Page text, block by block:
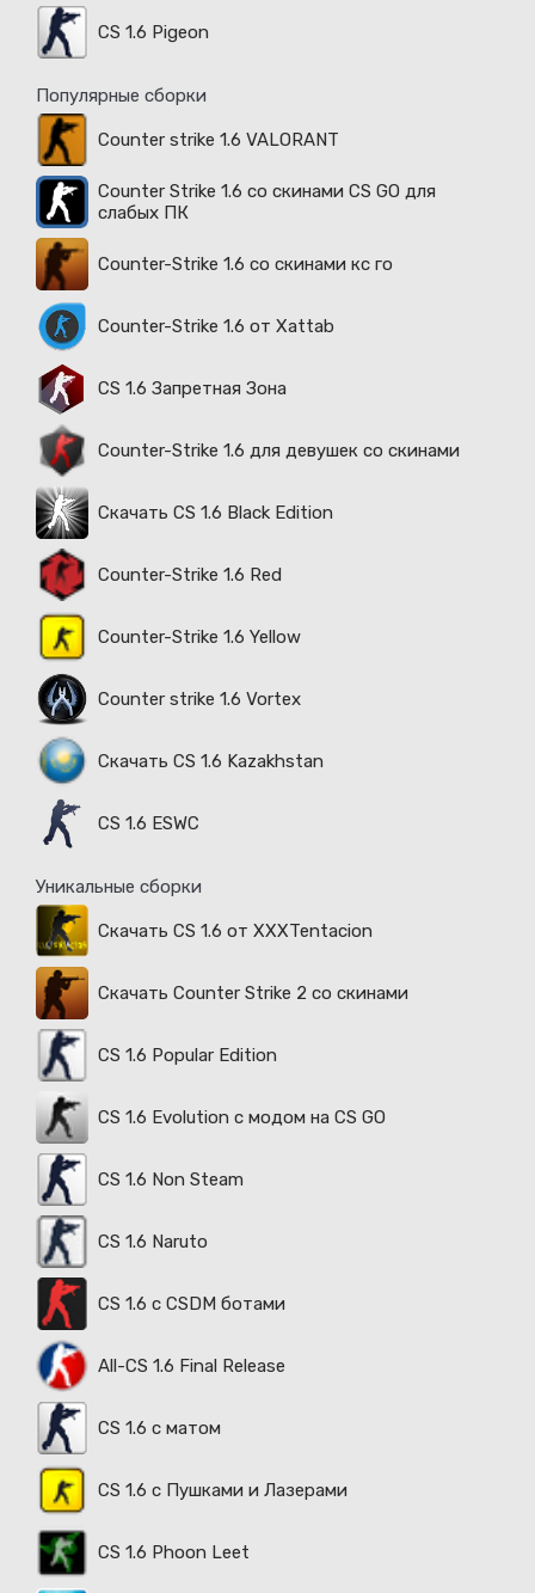
CS 1.6 Pigeon
Популярные сборки
Counter strike 1.6 VALORANT
Counter Strike 1.6 со скинами CS GO для
слабых ПК
Counter-Strike 1.6 со скинами кс го
Counter-Strike 1.6 от Xattab
CS 1.6 Запретная Зона
Counter-Strike 1.6 для девушек со скинами
Скачать CS 1.6 Black Edition
Counter-Strike 1.6 Red
Counter-Strike 1.6 Yellow
Counter strike 1.6 Vortex
Скачать CS 1.6 Kazakhstan
CS 1.6 ESWC
Уникальные сборки
Скачать CS 1.6 от XXXTentacion
Скачать Counter Strike 2 со скинами
CS 1.6 Popular Edition
CS 1.6 Evolution с модом на CS GO
CS 1.6 Non Steam
CS 1.6 Naruto
CS 1.6 с CSDM ботами
All-CS 1.6 Final Release
CS 1.6 с матом
CS 1.6 с Пушками и Лазерами
CS 1.6 Phoon Leet